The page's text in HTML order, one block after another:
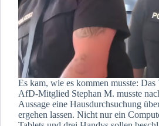
Es kam, wie es kommen musste: Das
AfD-Mitglied Stephan M. musste
Aussage eine Hausdurchsuchung
ergehen lassen. Nicht nur ein